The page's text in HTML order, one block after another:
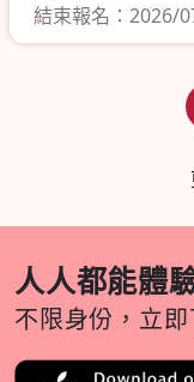
結束報名：2026/
人人都能體
不限身份，立